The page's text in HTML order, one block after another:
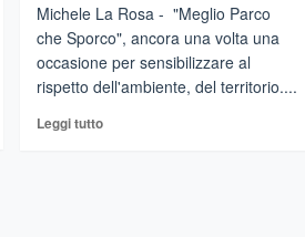
Michele La Rosa - "Meglio Parco
che Sporco", ancora una volta una
occasione per sensibilizzare al
rispetto dell'ambiente, del territorio....
Leggi tuttoLeggi